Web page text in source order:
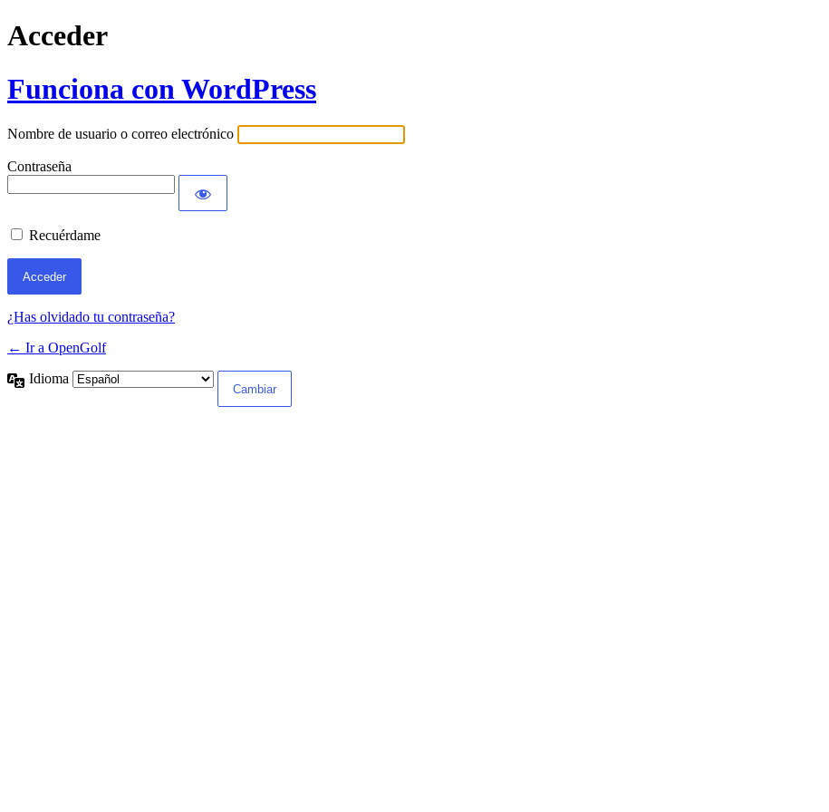
Acceder
Funciona con WordPress
Nombre de usuario o correo electrónico
Contraseña
Recuérdame
¿Has olvidado tu contraseña?
← Ir a OpenGolf
Idioma